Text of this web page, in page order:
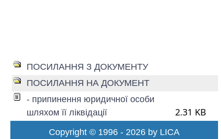
ПОСИЛАННЯ З ДОКУМЕНТУ
ПОСИЛАННЯ НА ДОКУМЕНТ
- припинення юридичної особи
шляхом її ліквідації
2.31 KB
Copyright © 1996 - 2026 by LICA